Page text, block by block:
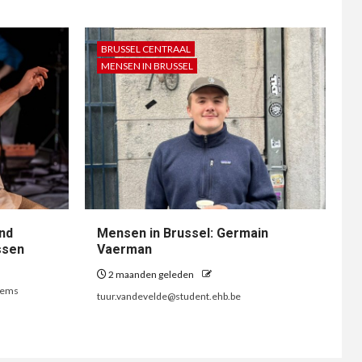
BRUSSEL CENTRAAL
MENSEN IN BRUSSEL
Mensen in Brussel: Germain
Vaerman
2 maanden geleden
tuur.vandevelde@student.ehb.be